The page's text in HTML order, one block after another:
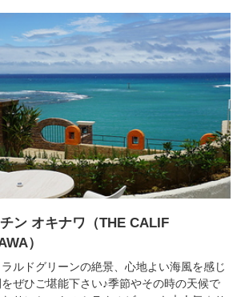
ン オキナワ（THE CALIF
）
ルドグリーンの絶景、心地よい海風を感じ
ぜひご堪能下さい♪季節やその時の天候で